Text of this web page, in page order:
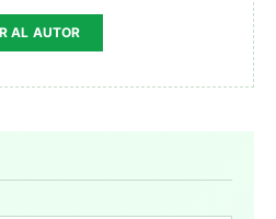
AL AUTOR